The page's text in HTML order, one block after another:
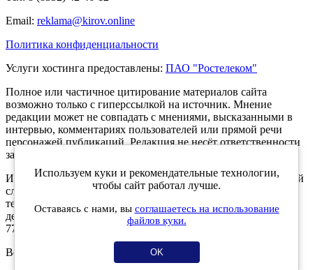
Email: reklama@kirov.online
Политика конфиденциальности
Услуги хостинга предоставлены: ПАО "Ростелеком"
Полное или частичное цитирование материалов сайта
возможно только с гиперссылкой на источник. Мнение
редакции может не совпадать с мнениями, высказанными в
интервью, комментариях пользователей или прямой речи
персонажей публикаций. Редакция не несёт ответственности
за текст комментариев читателей.
Интернет-портал Kirov.online зарегистрирован в Федеральной
службе по надзору в сфере связи, информационных
технологий и массовых коммуникаций (Роскомнадзор) 5
декабря 2019 года. Регистрационный номер ЭЛ № ФС 77 -
77189.
Возрастное ограничение 12+
Используем куки и рекомендательные технологии,
чтобы сайт работал лучше.
Оставаясь с нами, вы соглашаетесь на использование
файлов куки.
OK